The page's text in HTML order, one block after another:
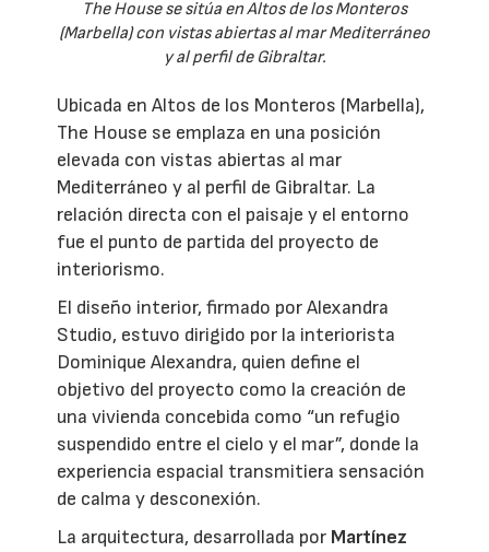
The House se sitúa en Altos de los Monteros
(Marbella) con vistas abiertas al mar Mediterráneo
y al perfil de Gibraltar.
Ubicada en Altos de los Monteros (Marbella),
The House se emplaza en una posición
elevada con vistas abiertas al mar
Mediterráneo y al perfil de Gibraltar. La
relación directa con el paisaje y el entorno
fue el punto de partida del proyecto de
interiorismo.
El diseño interior, firmado por Alexandra
Studio, estuvo dirigido por la interiorista
Dominique Alexandra, quien define el
objetivo del proyecto como la creación de
una vivienda concebida como “un refugio
suspendido entre el cielo y el mar”, donde la
experiencia espacial transmitiera sensación
de calma y desconexión.
La arquitectura, desarrollada por Martínez